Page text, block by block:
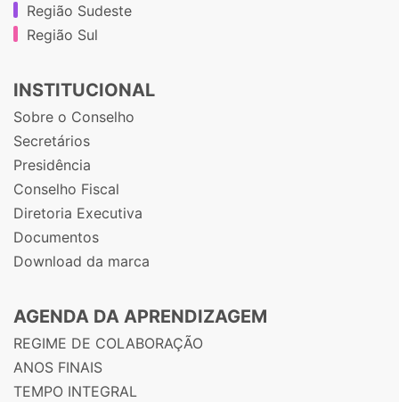
Região Sudeste
Região Sul
INSTITUCIONAL
Sobre o Conselho
Secretários
Presidência
Conselho Fiscal
Diretoria Executiva
Documentos
Download da marca
AGENDA DA APRENDIZAGEM
REGIME DE COLABORAÇÃO
ANOS FINAIS
TEMPO INTEGRAL